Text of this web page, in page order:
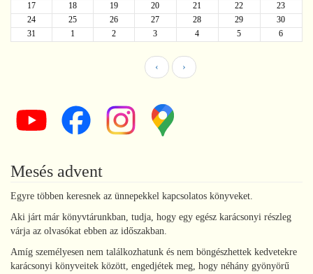
17
18 19 20 21 22
23
24
25 26 27 28 29
30
31
1 2 3 4 5 6
‹ ›
Mesés advent
Egyre többen keresnek az ünnepekkel kapcsolatos könyveket.
Aki járt már könyvtárunkban, tudja, hogy egy egész karácsonyi részleg
várja az olvasókat ebben az időszakban.
Amíg személyesen nem találkozhatunk és nem böngészhettek kedvetekre
karácsonyi könyveitek között, engedjétek meg, hogy néhány gyönyörű